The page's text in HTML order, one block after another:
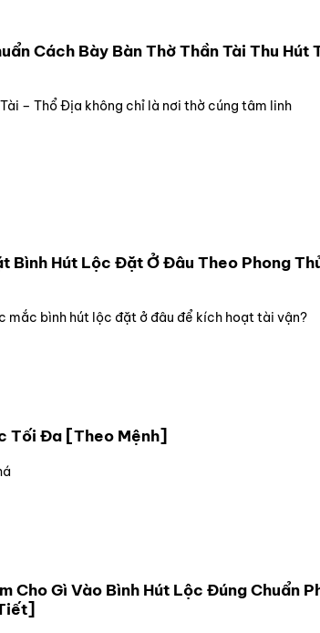
Cách Bày Bàn Thờ Thần Tài Thu Hút
– Thổ Địa không chỉ là nơi thờ cúng tâm linh
Bình Hút Lộc Đặt Ở Đâu Theo Phong
mắc bình hút lộc đặt ở đâu để kích hoạt tài vận?
Tối Đa [Theo Mệnh]
Cho Gì Vào Bình Hút Lộc Đúng Chuẩn